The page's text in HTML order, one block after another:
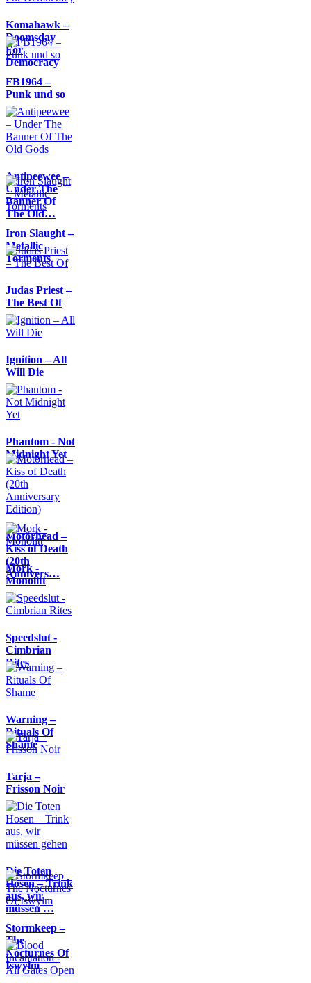
Komahawk –
Doomsday
For
Democracy
FB1964 –
Punk und so
Antipeewee –
Under The
Banner Of
The Old…
Iron Slaught –
Metallic
Torments
Judas Priest –
The Best Of
Ignition – All
Will Die
Phantom - Not
Midnight Yet
Motörhead –
Kiss of Death
(20th
Annivers…
Mork -
Monolitt
Speedslut -
Cimbrian
Rites
Warning –
Rituals Of
Shame
Tarja –
Frisson Noir
Die Toten
Hosen – Trink
aus, wir
müssen …
Stormkeep –
The
Nocturnes Of
Iswylm